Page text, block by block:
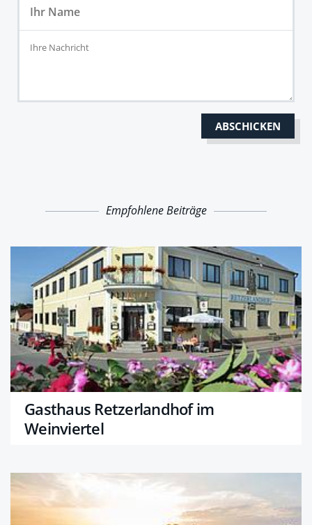
Empfohlene Beiträge
Gasthaus Retzerlandhof im
Weinviertel